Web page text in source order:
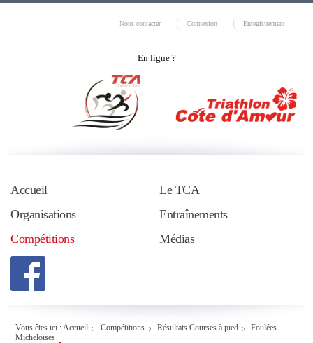
Nous contacter Connexion Enregistrement
En ligne ?
Accueil
Le TCA
Organisations
Entraînements
Compétitions
Médias
Vous êtes ici :Accueil Compétitions Résultats Courses à pied
Foulées
Micheloises